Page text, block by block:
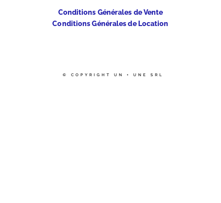
Conditions Générales de Vente
Conditions Générales de Location
© COPYRIGHT UN + UNE SRL